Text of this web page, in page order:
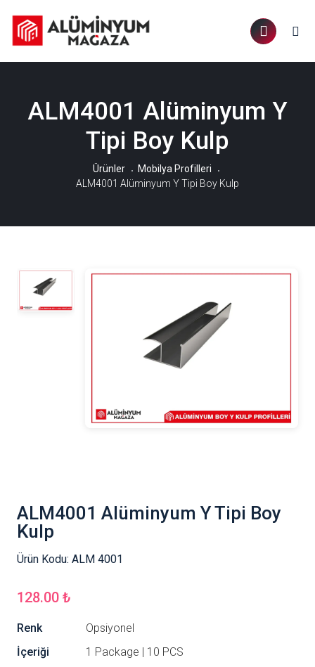
ALM4001 Alüminyum Y
Tipi Boy Kulp
Ürünler
Mobilya Profilleri
ALM4001 Alüminyum Y Tipi Boy Kulp
ALM4001 Alüminyum Y Tipi Boy
Kulp
Ürün Kodu: ALM 4001
128.00 ₺
Renk
Opsiyonel
İçeriği
1 Package | 10 PCS